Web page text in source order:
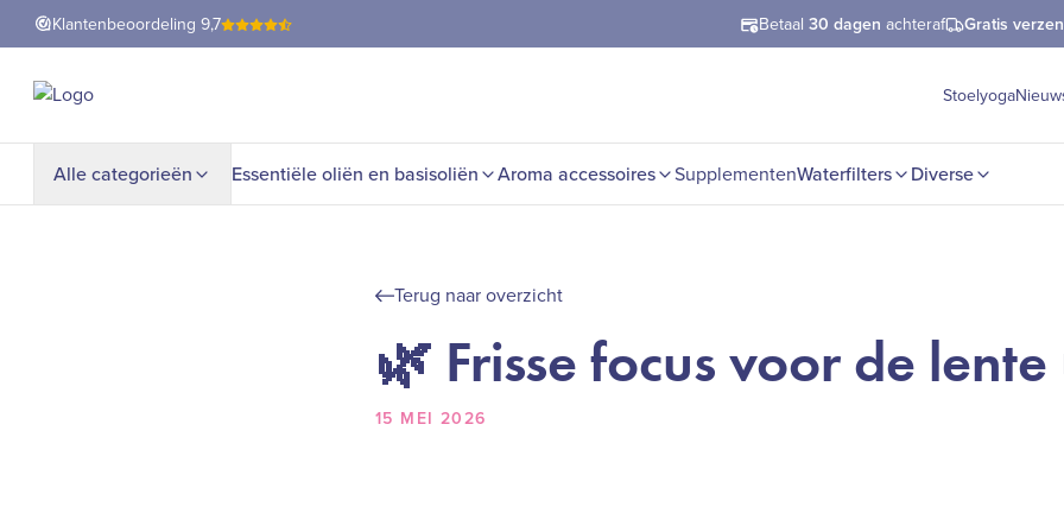
Klantenbeoordeling 9,7 Betaal 30 dagen achteraf Gratis
Stoelyoga
Alle categorieën Essentiële oliën en basisoliën Aroma accessoires SupplementenWaterfilters Diverse
Terug naar overzicht
🌿 Frisse focus voor de lente
15 MEI 2026